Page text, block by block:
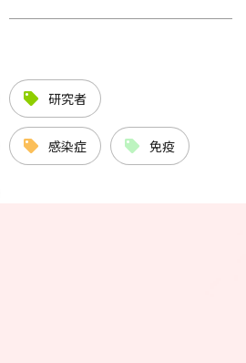
研究者
感染症 免疫